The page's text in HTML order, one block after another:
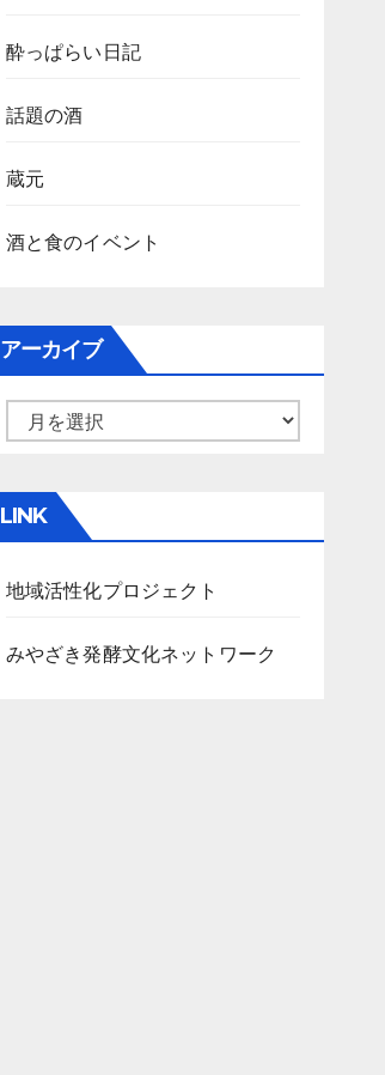
酔っぱらい日記
話題の酒
蔵元
酒と食のイベント
アーカイブ
カ
イ
LINK
地域活性化プロジェクト
みやざき発酵文化ネットワーク